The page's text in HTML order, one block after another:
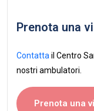
Prenota una
Contattail Centro
nostri ambulatori.
Prenota una